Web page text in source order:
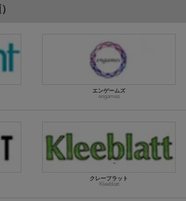
エンゲームズ
engames
クレーブラット
Kleeblatt